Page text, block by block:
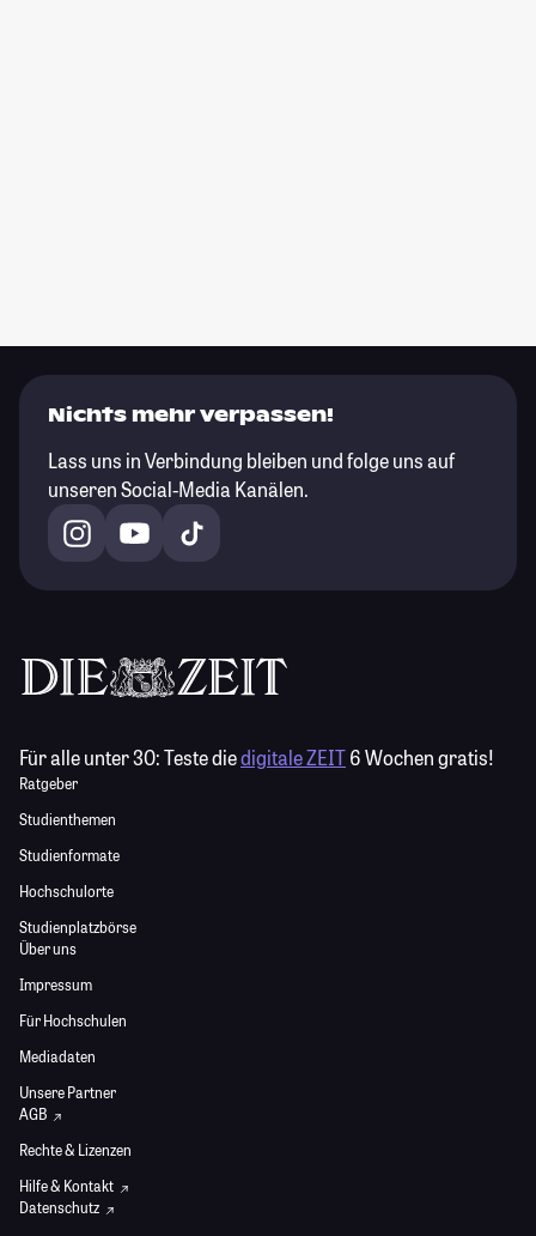
Nichts mehr verpassen!
Lass uns in Verbindung bleiben und folge uns auf
unseren Social-Media Kanälen.
Für alle unter 30:Teste diedigitale ZEIT6 Wochen gratis!
Ratgeber
Studienthemen
Studienformate
Hochschulorte
Studienplatzbörse
Über uns
Impressum
Für Hochschulen
Mediadaten
Unsere Partner
AGB
Rechte & Lizenzen
Hilfe & Kontakt
Datenschutz